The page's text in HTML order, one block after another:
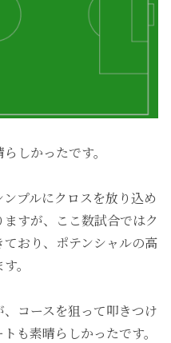
しかったです。
プルにクロスを放り込め
すが、ここ数試合ではク
おり、ポテンシャルの高
。
コースを狙って叩きつけ
も素晴らしかったです。